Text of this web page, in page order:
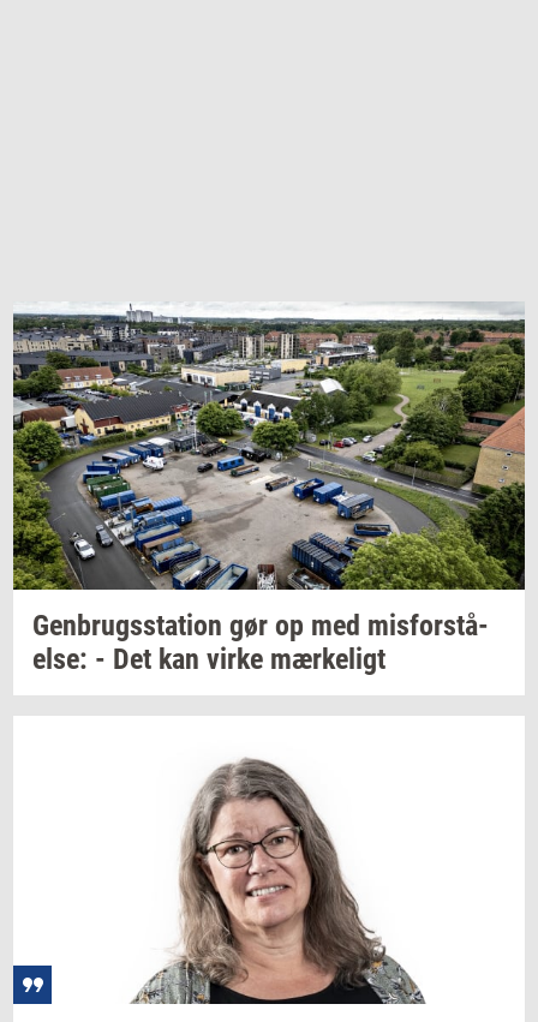
Gen­brugs­sta­tion gør op med mis­for­stå­
el­se: - Det kan virke mær­ke­ligt